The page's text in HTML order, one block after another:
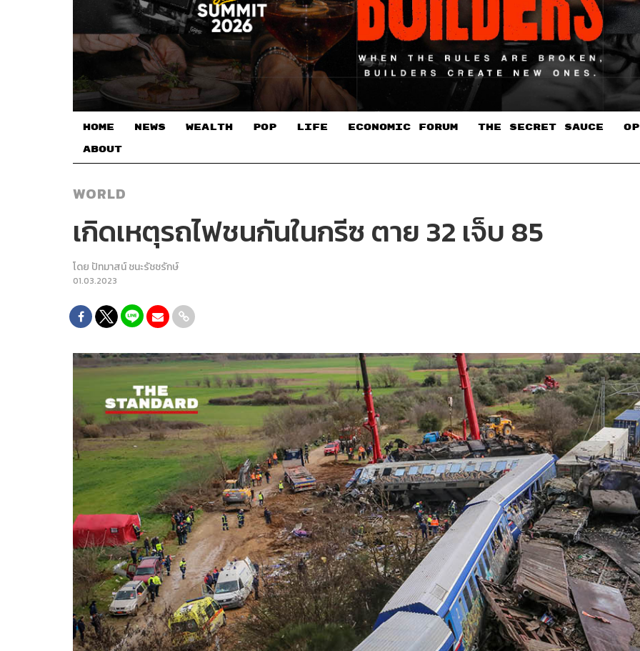
HOME NEWS WEALTH POP LIFE ECONOMIC FORUM THE SECRET SAUCE​
ABOUT
WORLD
เกิดเหตุรถไฟชนกันในกรีซ ตาย 32 เจ็บ 85
โดย ปัทมาสน์ ชนะรัชชรักษ์
01.03.2023